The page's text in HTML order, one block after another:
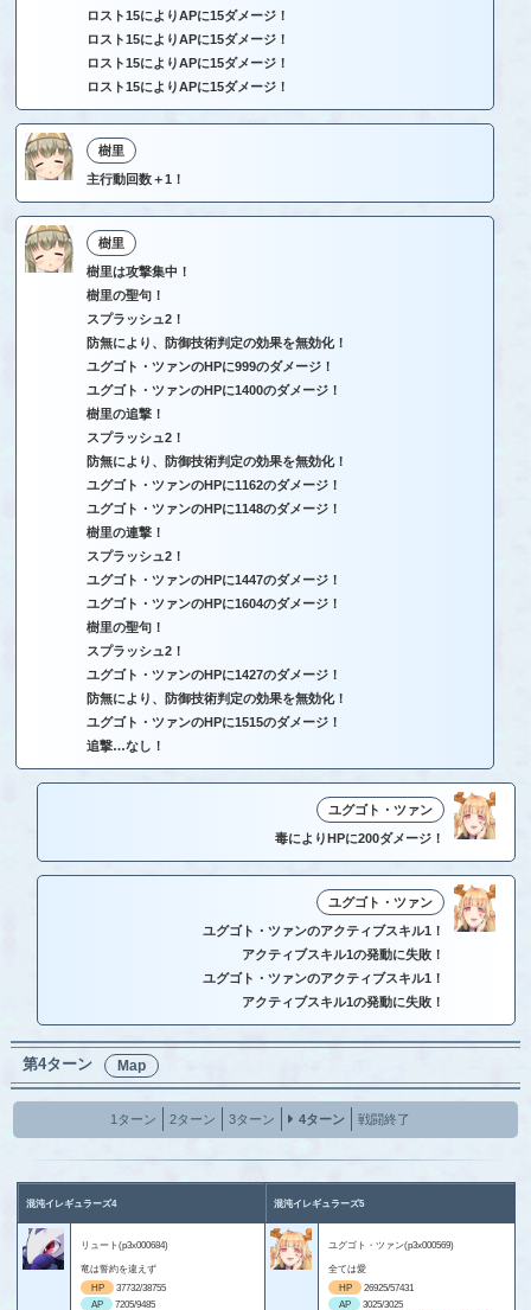
ロスト15によりAPに15ダメージ！
ロスト15によりAPに15ダメージ！
ロスト15によりAPに15ダメージ！
ロスト15によりAPに15ダメージ！
樹里
主行動回数＋1！
樹里
樹里は攻撃集中！
樹里の聖句！
スプラッシュ2！
防無により、防御技術判定の効果を無効化！
ユグゴト・ツァンのHPに999のダメージ！
ユグゴト・ツァンのHPに1400のダメージ！
樹里の追撃！
スプラッシュ2！
防無により、防御技術判定の効果を無効化！
ユグゴト・ツァンのHPに1162のダメージ！
ユグゴト・ツァンのHPに1148のダメージ！
樹里の連撃！
スプラッシュ2！
ユグゴト・ツァンのHPに1447のダメージ！
ユグゴト・ツァンのHPに1604のダメージ！
樹里の聖句！
スプラッシュ2！
ユグゴト・ツァンのHPに1427のダメージ！
防無により、防御技術判定の効果を無効化！
ユグゴト・ツァンのHPに1515のダメージ！
追撃…なし！
ユグゴト・ツァン
毒によりHPに200ダメージ！
ユグゴト・ツァン
ユグゴト・ツァンのアクティブスキル1！
アクティブスキル1の発動に失敗！
ユグゴト・ツァンのアクティブスキル1！
アクティブスキル1の発動に失敗！
第4ターン Map
1ターン 2ターン 3ターン 4ターン 戦闘終了
混沌イレギュラーズ4 混沌イレギュラーズ5
リュート(p3x000684)
竜は誓約を違えず
HP
37732/38755
AP
7205/9485
ユグゴト・ツァン(p3x000569)
全ては愛
HP
26925/57431
AP
3025/3025